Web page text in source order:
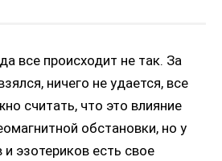
все происходит не так. За
ничего не удается, все
считать, что это влияние
обстановки, но у
и эзотериков есть свое